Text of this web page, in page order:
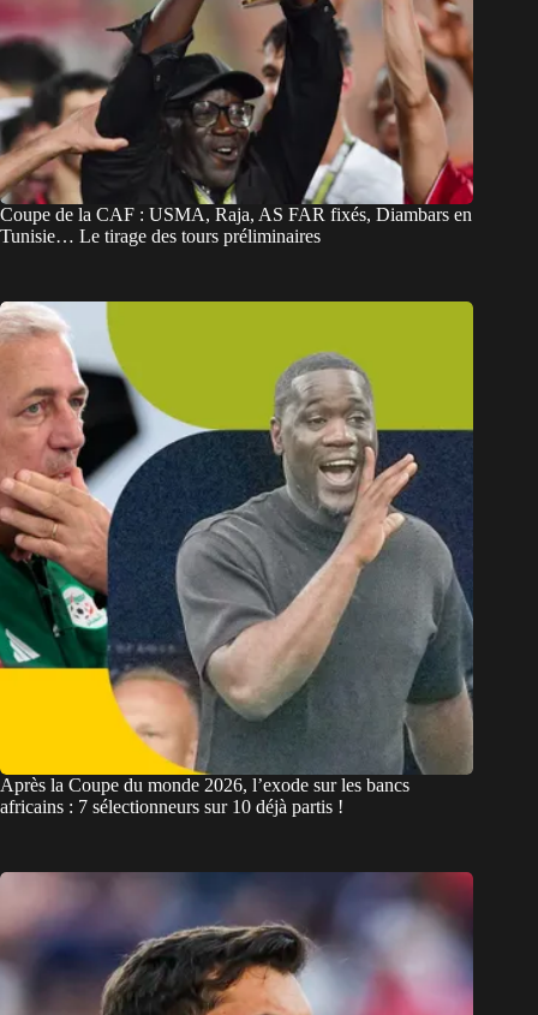
Coupe de la CAF : USMA, Raja, AS FAR fixés, Diambars en
Tunisie… Le tirage des tours préliminaires
Après la Coupe du monde 2026, l’exode sur les bancs
africains : 7 sélectionneurs sur 10 déjà partis !